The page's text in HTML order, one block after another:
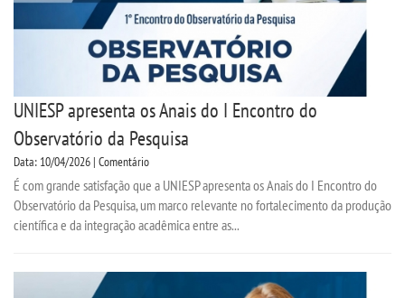
UNIESP apresenta os Anais do I Encontro do
Observatório da Pesquisa
Data: 10/04/2026 | Comentário
É com grande satisfação que a UNIESP apresenta os Anais do I Encontro do
Observatório da Pesquisa, um marco relevante no fortalecimento da produção
científica e da integração acadêmica entre as...